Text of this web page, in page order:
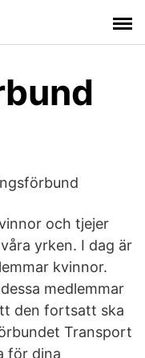
och tjejer
yrken. I dag är
kvinnor.
medlemmar
den fortsatt ska
Transport
för dina